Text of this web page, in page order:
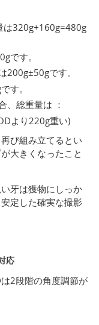
は320g+160g=480g
です。
200g±50gです。
す。
、総重量は ：
より220g重い)
び組み立てるとい
大きくなったこと
牙は獲物にしっか
定した確実な撮影
応
2段階の角度調節が